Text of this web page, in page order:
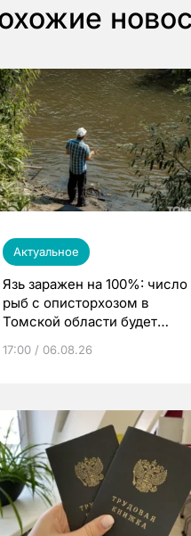
Актуальное
Язь заражен на 100%: число
рыб с описторхозом в
Томской области будет
17:00 / 06.08.26